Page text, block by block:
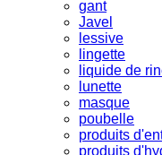
gant
Javel
lessive
lingette
liquide de
lunette
masque
poubelle
produits
produits